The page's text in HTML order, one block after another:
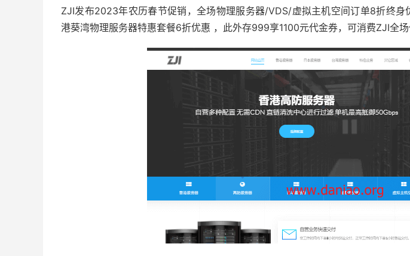
ZJI发布2023年农历春节促销，全场物理服务器/VDS/虚拟主机空间订单8折终身
港葵湾物理服务器特惠套餐6折优惠 ，此外存999享1100元代金券，可消费ZJI全场